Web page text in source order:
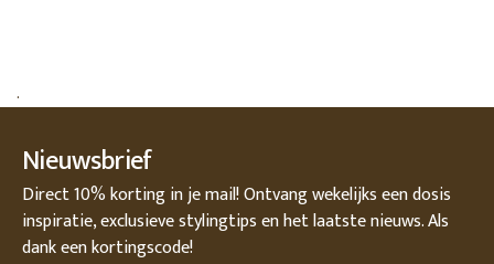
.
Nieuwsbrief
Direct 10% korting in je mail! Ontvang wekelijks een dosis
inspiratie, exclusieve stylingtips en het laatste nieuws. Als
dank een kortingscode!